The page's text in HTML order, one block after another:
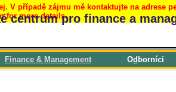
V případě zájmu mě kontaktujte na adrese
for more details.
centrum pro finance a
Finance & Management Od borníci